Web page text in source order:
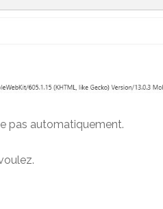
pas automatiquement.